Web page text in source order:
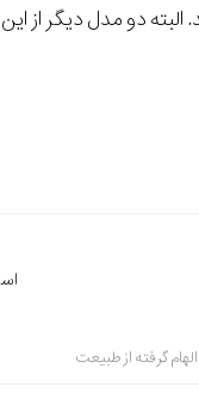
مدل دیگر از این ساعت با تعداد 100 عدد برای هر کدام وجود